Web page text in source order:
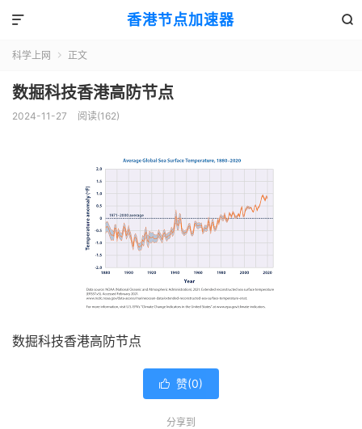
香港节点加速器 

科学上网  正文
数掘科技香港高防节点
2024-11-27 阅读(162)
数掘科技香港高防节点
 赞(0)
分享到